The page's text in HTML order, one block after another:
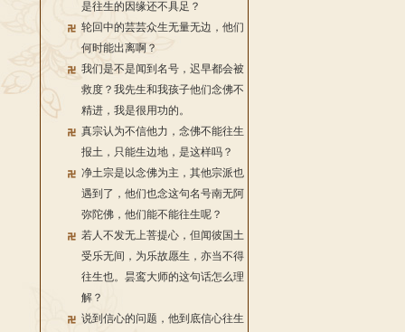
是往生的因缘还不具足？
轮回中的芸芸众生无量无边，他们
何时能出离啊？
我们是不是闻到名号，迟早都会被
救度？我先生和我孩子他们念佛不
精进，我是很用功的。
真宗认为不信他力，念佛不能往生
报土，只能生边地，是这样吗？
净土宗是以念佛为主，其他宗派也
遇到了，他们也念这句名号南无阿
弥陀佛，他们能不能往生呢？
若人不发无上菩提心，但闻彼国土
受乐无间，为乐故愿生，亦当不得
往生也。昙鸾大师的这句话怎么理
解？
说到信心的问题，他到底信心往生